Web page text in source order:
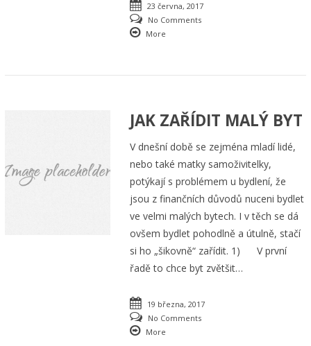
23 června, 2017
No Comments
More
JAK ZAŘÍDIT MALÝ BYT
V dnešní době se zejména mladí lidé,
nebo také matky samoživitelky,
potýkají s problémem u bydlení, že
jsou z finančních důvodů nuceni bydlet
ve velmi malých bytech. I v těch se dá
ovšem bydlet pohodlně a útulně, stačí
si ho „šikovně“ zařídit. 1) V první
řadě to chce byt zvětšit…
19 března, 2017
No Comments
More